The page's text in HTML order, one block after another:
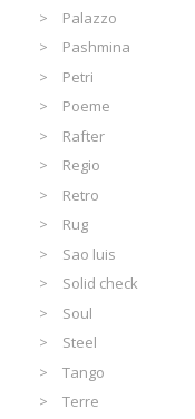
Palazzo
Pashmina
Petri
Poeme
Rafter
Regio
Retro
Rug
Sao luis
Solid check
Soul
Steel
Tango
Terre